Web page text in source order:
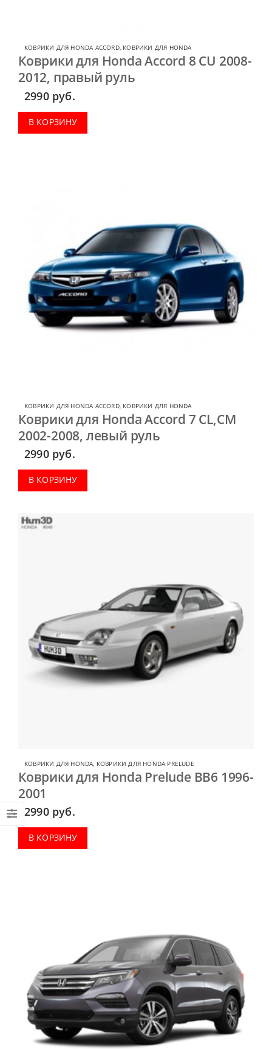
КОВРИКИ ДЛЯ HONDA ACCORD, КОВРИКИ ДЛЯ HONDA
Коврики для Honda Accord 8 CU 2008-
2012, правый руль
2990 руб.
В КОРЗИНУ
КОВРИКИ ДЛЯ HONDA ACCORD, КОВРИКИ ДЛЯ HONDA
Коврики для Honda Accord 7 CL,CM
2002-2008, левый руль
2990 руб.
В КОРЗИНУ
КОВРИКИ ДЛЯ HONDA КОВРИКИ ДЛЯ HONDA PRELUDE
Коврики для Honda Prelude BB6 1996-
2001
2990 руб.
В КОРЗИНУ